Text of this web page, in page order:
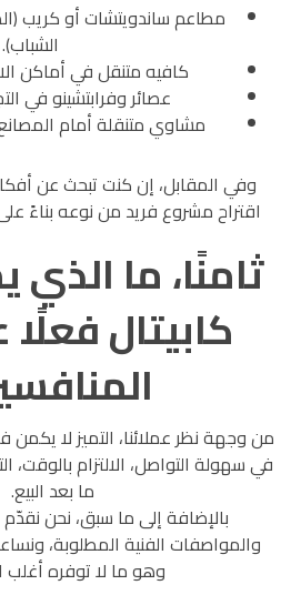
مطاعم ساندويتشات أو كريب
الشباب).
كافيه متنقل في أماكن
عصائر وفرابتشينو في
مشاوي متنقلة أمام
وفي المقابل، إن كنت تبحث عن
اقتراح مشروع فريد من نوعه بناءً
ثامنًا، ما
كابيتال
من وجهة نظر عملائنا، التميز لا
في سهولة التواصل، الالتزام بالوقت،
ما بعد البيع.
بالإضافة إلى ما سبق، نحن
والمواصفات الفنية المطلوبة،
وهو ما لا توفره أغلب